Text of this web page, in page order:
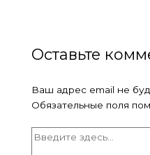
Оставьте
Ваш адрес email не
Обязательные поля
Введите